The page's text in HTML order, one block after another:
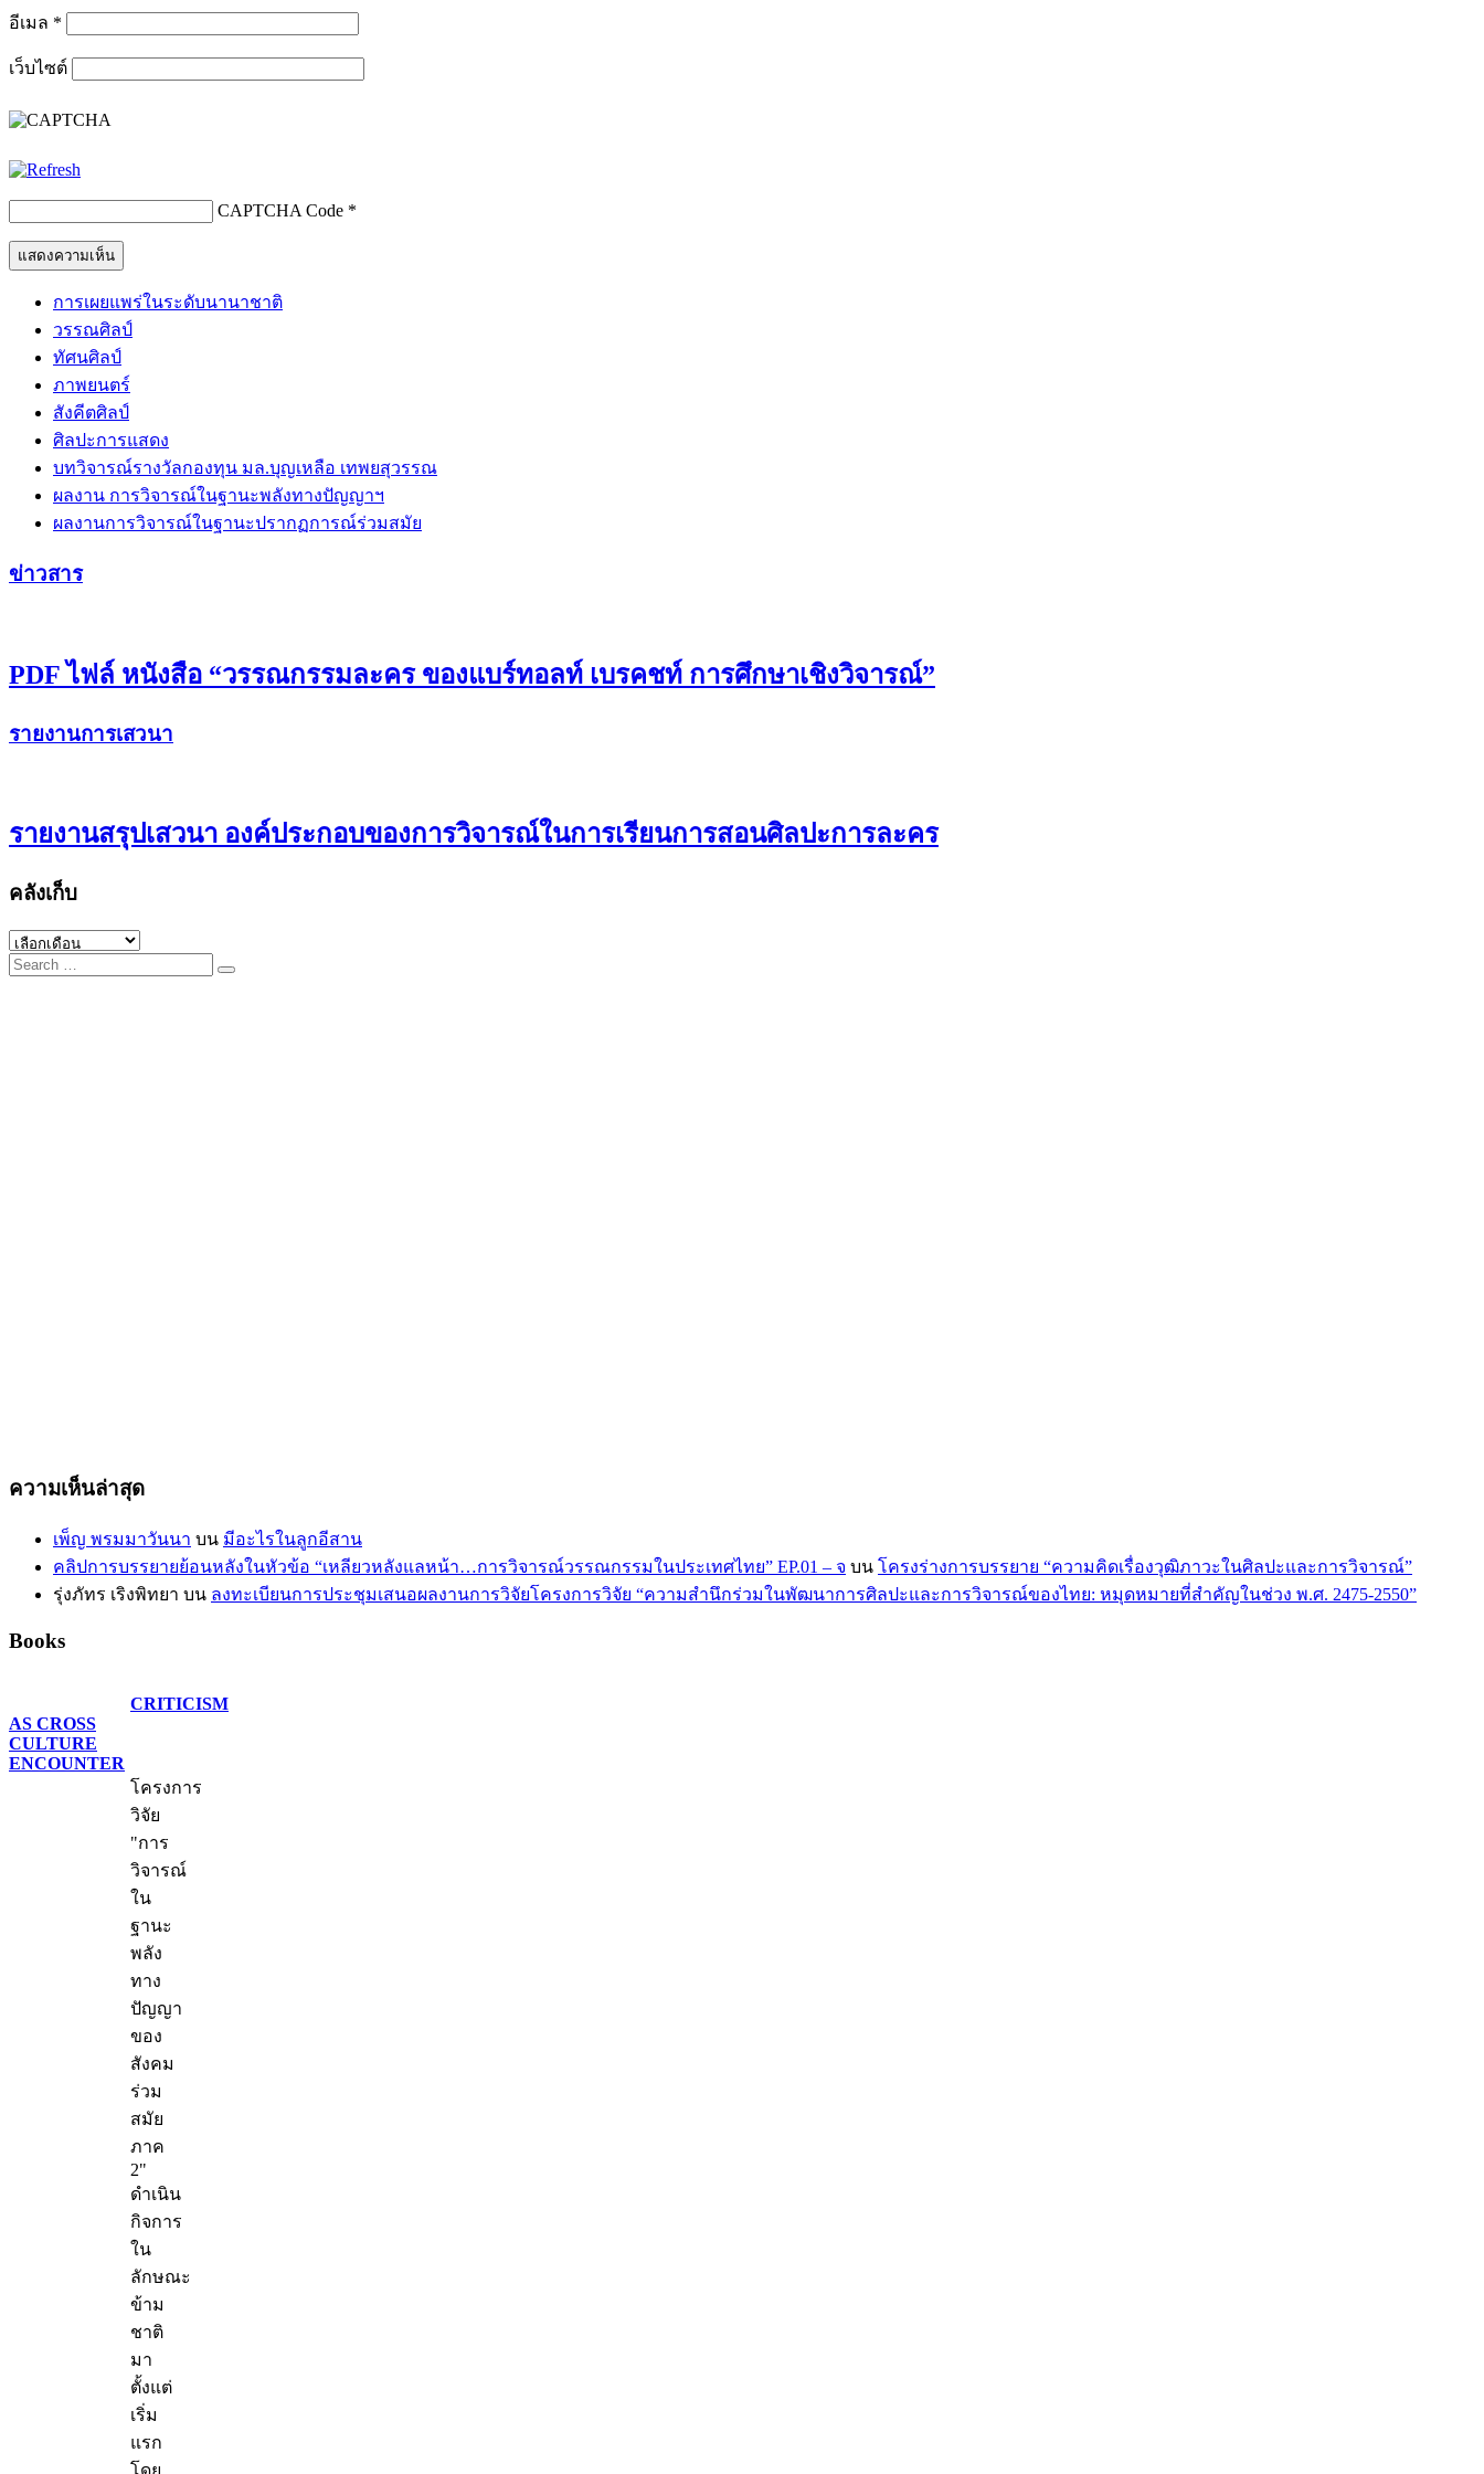
อีเมล *
เว็บไซต์
CAPTCHA Code *
การเผยแพร่ในระดับนานาชาติ
วรรณศิลป์
ทัศนศิลป์
ภาพยนตร์
สังคีตศิลป์
ศิลปะการแสดง
บทวิจารณ์รางวัลกองทุน มล.บุญเหลือ เทพยสุวรรณ
ผลงาน การวิจารณ์ในฐานะพลังทางปัญญาฯ
ผลงานการวิจารณ์ในฐานะปรากฏการณ์ร่วมสมัย
ข่าวสาร
PDF ไฟล์ หนังสือ “วรรณกรรมละคร ของแบร์ทอลท์ เบรคชท์ การศึกษาเชิงวิจารณ์”
รายงานการเสวนา
รายงานสรุปเสวนา องค์ประกอบของการวิจารณ์ในการเรียนการสอนศิลปะการละคร
คลังเก็บ
คลัง
เก็บ
Search
for:
ความเห็นล่าสุด
เพ็ญ พรมมาวันนา บน มีอะไรในลูกอีสาน
คลิปการบรรยายย้อนหลังในหัวข้อ “เหลียวหลังแลหน้า…การวิจารณ์วรรณกรรมในประเทศไทย” EP.01 – จ บน โครงร่างการบรรยาย “ความคิดเรื่องวุฒิภาวะในศิลปะและการวิจารณ์”
รุ่งภัทร เริงพิทยา บน ลงทะเบียนการประชุมเสนอผลงานการวิจัยโครงการวิจัย “ความสำนึกร่วมในพัฒนาการศิลปะและการวิจารณ์ของไทย: หมุดหมายที่สำคัญในช่วง พ.ศ. 2475-2550”
Books
CRITICISM
AS CROSS
CULTURE
ENCOUNTER
โครงการ
วิจัย
"การ
วิจารณ์
ใน
ฐานะ
พลัง
ทาง
ปัญญา
ของ
สังคม
ร่วม
สมัย
ภาค
2"
ดำเนิน
กิจการ
ใน
ลักษณะ
ข้าม
ชาติ
มา
ตั้งแต่
เริ่ม
แรก
โดย